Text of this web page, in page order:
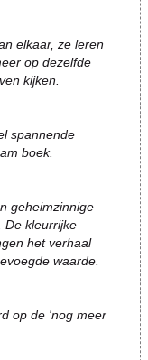
elkaar, ze leren
op dezelfde
kijken.
spannende
boek.
geheimzinnige
De kleurrijke
het verhaal
waarde.
op de 'nog meer